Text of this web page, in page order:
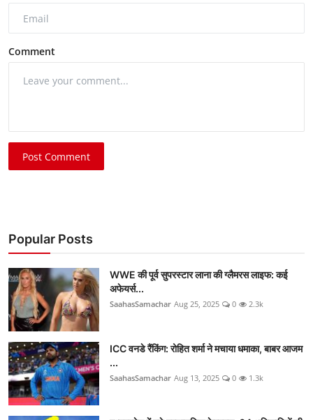
Comment
Post Comment
Popular Posts
WWE की पूर्व सुपरस्टार लाना की ग्लैमरस लाइफ: कई
अफेयर्स...
SaahasSamachar Aug 25, 2025 0 2.3k
ICC वनडे रैंकिंग: रोहित शर्मा ने मचाया धमाका, बाबर आजम
...
SaahasSamachar Aug 13, 2025 0 1.3k